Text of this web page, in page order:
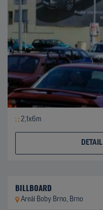
2,1x6m
DETAIL
BILLBOARD
Areál Boby Brno, Brno